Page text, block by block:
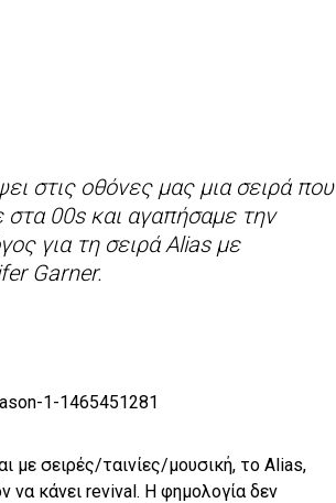
στις οθόνες μας μια σειρά που
00s και αγαπήσαμε την
για τη σειρά Alias με
Garner.
με σειρές/ταινίες/μουσική, το Alias,
να κάνει revival. Η φημολογία δεν